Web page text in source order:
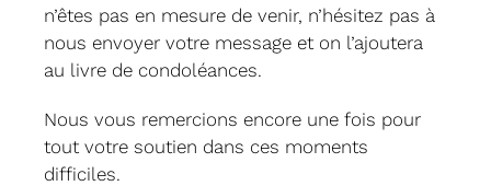
n’êtes pas en mesure de venir, n’hésitez pas à
nous envoyer votre message et on l’ajoutera
au livre de condoléances.
Nous vous remercions encore une fois pour
tout votre soutien dans ces moments
difficiles.